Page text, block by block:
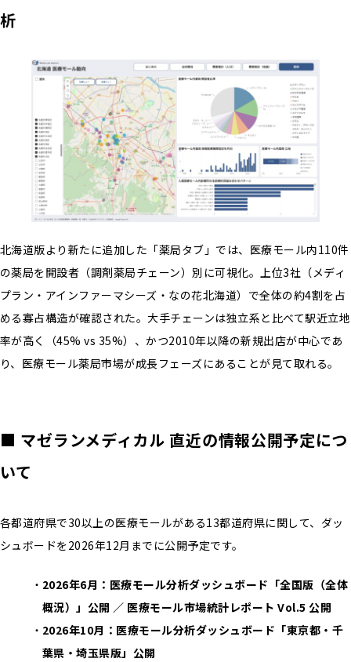
析
北海道版より新たに追加した「薬局タブ」では、医療モール内110件
の薬局を開設者（調剤薬局チェーン）別に可視化。上位3社（メディ
プラン・アインファーマシーズ・なの花北海道）で全体の約4割を占
める寡占構造が確認された。大手チェーンは独立系と比べて駅近立地
率が高く（45% vs 35%）、かつ2010年以降の新規出店が中心であ
り、医療モール薬局市場が成長フェーズにあることが見て取れる。
■ マゼランメディカル 直近の情報公開予定につ
いて
各都道府県で30以上の医療モールがある13都道府県に関して、ダッ
シュボードを2026年12月までに公開予定です。
2026年6月：医療モール分析ダッシュボード「全国版（全体
概況）」公開 ／ 医療モール市場統計レポート Vol.5 公開
2026年10月：医療モール分析ダッシュボード「東京都・千
葉県・埼玉県版」公開